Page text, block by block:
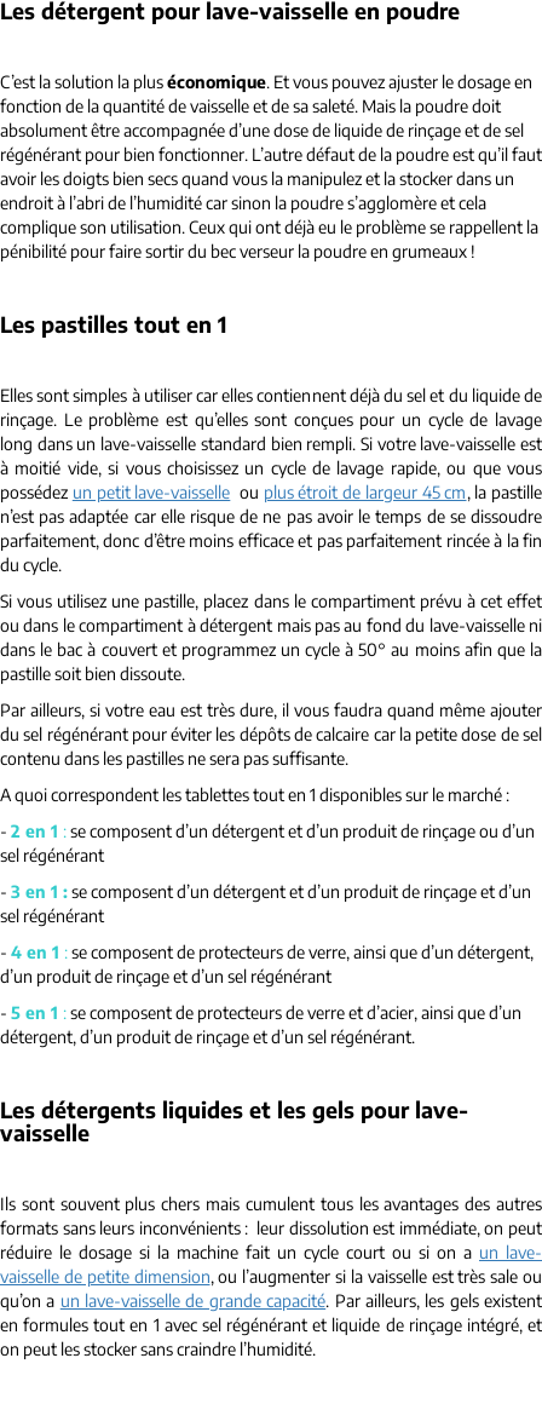
Les détergent pour lave-vaisselle en poudre
C’est la solution la pluséconomique. Et vous pouvez ajuster le dosage en
fonction de la quantité de vaisselle et de sa saleté. Mais la poudre doit
absolument être accompagnée d’une dose de liquide de rinçage et de sel
régénérant pour bien fonctionner. L’autre défaut de la poudre est qu’il faut
avoir les doigts bien secs quand vous la manipulez et la stocker dans un
endroit à l’abri de l’humidité car sinon la poudre s’agglomère et cela
complique son utilisation. Ceux qui ont déjà eu le problème se rappellent la
pénibilité pour faire sortir du bec verseur la poudre en grumeaux !
Les pastilles tout en 1
Elles sont simples à utiliser car elles contiennent déjà du sel et du liquide de
rinçage. Le problème est qu’elles sont conçues pour un cycle de lavage
long dans un lave-vaisselle standard bien rempli. Si votre lave-vaisselle est
à moitié vide, si vous choisissez un cycle de lavage rapide, ou que vous
possédez un petit lave-vaisselle ou plus étroit de largeur 45 cm, la pastille
n’est pas adaptée car elle risque de ne pas avoir le temps de se dissoudre
parfaitement, donc d’être moins efficace et pas parfaitement rincée à la fin
du cycle.
Si vous utilisez une pastille, placez dans le compartiment prévu à cet effet
ou dans le compartiment à détergent mais pas au fond du lave-vaisselle ni
dans le bac à couvert et programmez un cycle à 50° au moins afin que la
pastille soit bien dissoute.
Par ailleurs, si votre eau est très dure, il vous faudra quand même ajouter
du sel régénérant pour éviter les dépôts de calcaire car la petite dose de sel
contenu dans les pastilles ne sera pas suffisante.
A quoi correspondent les tablettes tout en 1 disponibles sur le marché :
- 2 en 1 :se composent d’un détergent et d’un produit de rinçage ou d’un
sel régénérant
- 3 en 1 :se composent d’un détergent et d’un produit de rinçage et d’un
sel régénérant
- 4 en 1 :se composent de protecteurs de verre, ainsi que d’un détergent,
d’un produit de rinçage et d’un sel régénérant
- 5 en 1 :se composent de protecteurs de verre et d’acier, ainsi que d’un
détergent, d’un produit de rinçage et d’un sel régénérant.
Les détergents liquides et les gels pour lave-
vaisselle
Ils sont souvent plus chers mais cumulent tous les avantages des autres
formats sans leurs inconvénients : leur dissolution est immédiate, on peut
réduire le dosage si la machine fait un cycle court ou si on a un lave-
vaisselle de petite dimension, ou l’augmenter si la vaisselle est très sale ou
qu’on a un lave-vaisselle de grande capacité. Par ailleurs, les gels existent
en formules tout en 1 avec sel régénérant et liquide de rinçage intégré, et
on peut les stocker sans craindre l’humidité.